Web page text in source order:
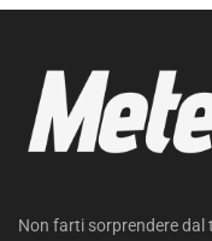
Non farti sorprendere dal